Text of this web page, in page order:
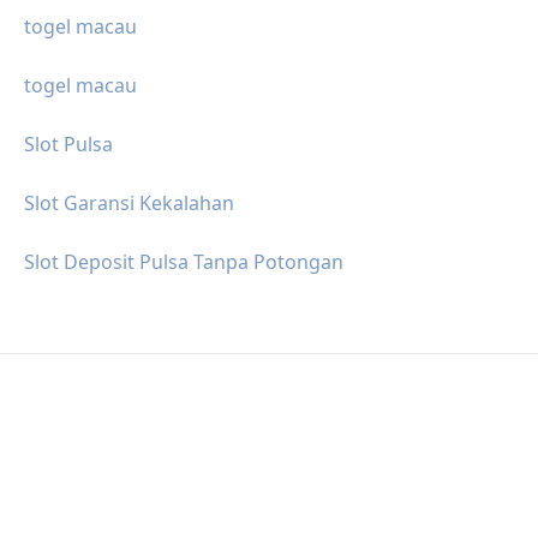
togel macau
togel macau
Slot Pulsa
Slot Garansi Kekalahan
Slot Deposit Pulsa Tanpa Potongan